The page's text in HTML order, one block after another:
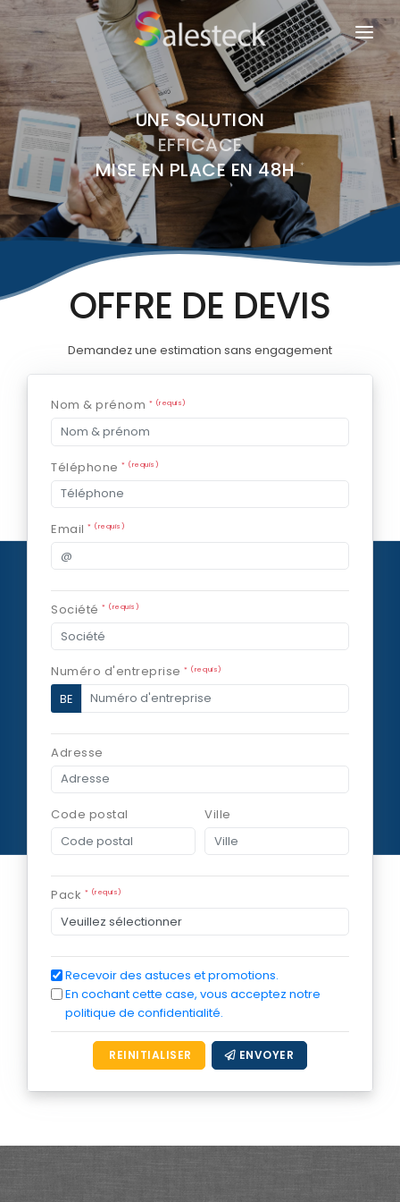
HOME
SERVICES
A PROPOS DE NOUS
DEVIS
TARIFS
CONTACT
UNE SOLUTION
EFFICACE
MISE EN PLACE EN 48H*
OFFRE DE DEVIS
Demandez une estimation sans engagement
Nom & prénom * (requis)
Téléphone* (requis)
Email* (requis)
Société* (requis)
Numéro d'entreprise* (requis)
BE
Adresse
Code postal Ville
Pack * (requis)
Recevoir des astuces et promotions.
En cochant cette case, vous acceptez notre
politique de confidentialité.
REINITIALISER ENVOYER